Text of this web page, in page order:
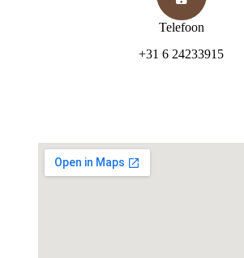
Telefoon
+31 6 24233915